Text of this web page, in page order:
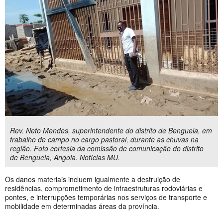
Rev. Neto Mendes, superintendente do distrito de Benguela, em
trabalho de campo no cargo pastoral, durante as chuvas na
região. Foto cortesia da comissão de comunicação do distrito
de Benguela, Angola. Notícias MU.
Os danos materiais incluem igualmente a destruição de
residências, comprometimento de infraestruturas rodoviárias e
pontes, e interrupções temporárias nos serviços de transporte e
mobilidade em determinadas áreas da província.